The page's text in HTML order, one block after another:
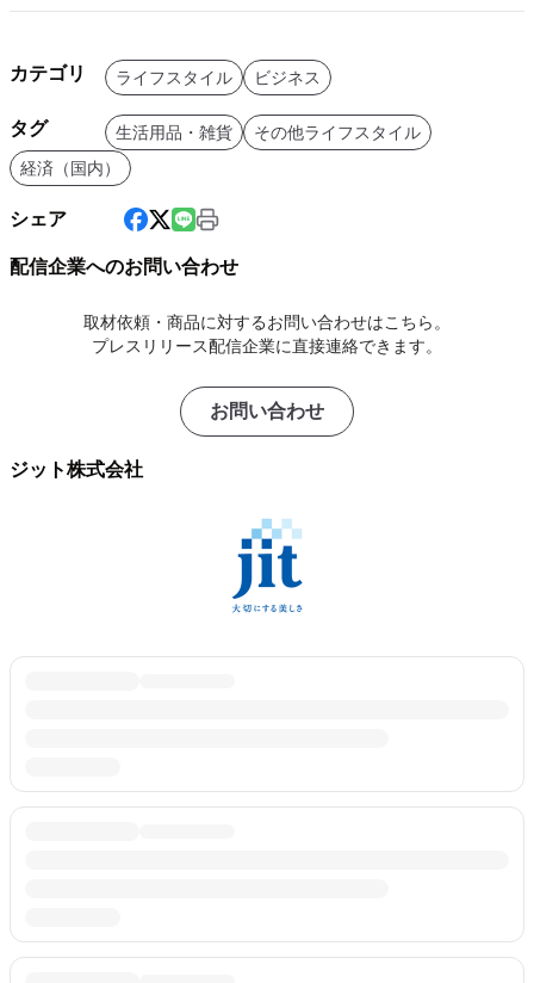
カテゴリ ライフスタイル ビジネス
タグ 生活用品・雑貨
その他ライフスタイル
経済（国内）
シェア
配信企業へのお問い合わせ
取材依頼・商品に対するお問い合わせはこちら。
プレスリリース配信企業に直接連絡できます。
お問い合わせ
ジット株式会社